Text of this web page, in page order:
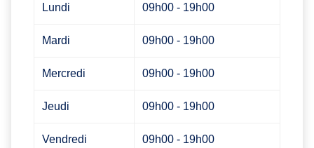
Lundi 09h00 - 19h00
Mardi 09h00 - 19h00
Mercredi 09h00 - 19h00
Jeudi 09h00 - 19h00
Vendredi 09h00 - 19h00